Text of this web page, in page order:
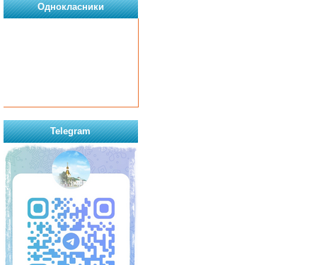
Однокласники
Telegram